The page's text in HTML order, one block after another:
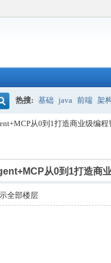
热搜: 基础 java 前端 架
从0到1打造商业级编
从0到1打造商
全部楼层